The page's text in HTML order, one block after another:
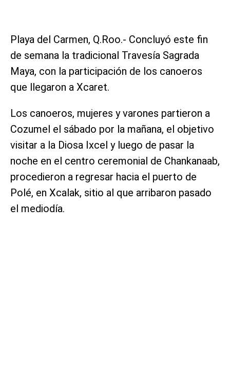
Playa del Carmen, Q.Roo.- Concluyó este fin
de semana la tradicional Travesía Sagrada
Maya, con la participación de los canoeros
que llegaron a Xcaret.
Los canoeros, mujeres y varones partieron a
Cozumel el sábado por la mañana, el objetivo
visitar a la Diosa Ixcel y luego de pasar la
noche en el centro ceremonial de Chankanaab,
procedieron a regresar hacia el puerto de
Polé, en Xcalak, sitio al que arribaron pasado
el mediodía.